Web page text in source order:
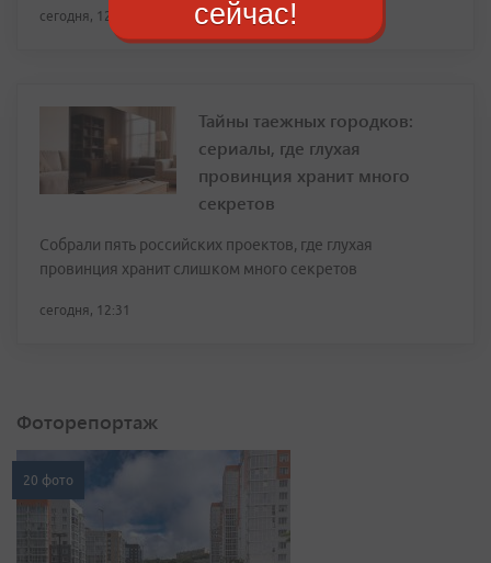
сегодня, 12:34
Тайны таежных городков:
сериалы, где глухая
провинция хранит много
секретов
Собрали пять российских проектов, где глухая
провинция хранит слишком много секретов
сегодня, 12:31
Фоторепортаж
20 фото
сейчас!